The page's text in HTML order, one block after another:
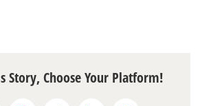
Story, Choose Your Platform!